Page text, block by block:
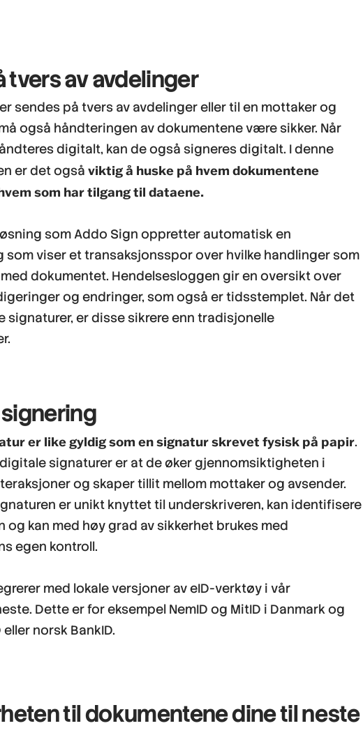
tvers av avdelinger
sendes på tvers av avdelinger eller til en mottaker og
også håndteringen av dokumentene være sikker. Når
digitalt, kan de også signeres digitalt. I denne
er det også viktig å huske på hvem dokumentene
som har tilgang til dataene.
som Addo Sign oppretter automatisk en
som viser et transaksjonsspor over hvilke handlinger som
dokumentet. Hendelsesloggen gir en oversikt over
og endringer, som også er tidsstemplet. Når det
signaturer, er disse sikrere enn tradisjonelle
er like gyldig som en signatur skrevet fysisk på papir.
signaturer er at de øker gjennomsiktigheten i
og skaper tillit mellom mottaker og avsender.
er unikt knyttet til underskriveren, kan identifisere
og kan med høy grad av sikkerhet brukes med
egen kontroll.
med lokale versjoner av eID-verktøy i vår
Dette er for eksempel NemID og MitID i Danmark og
norsk BankID.
til dokumentene dine til neste